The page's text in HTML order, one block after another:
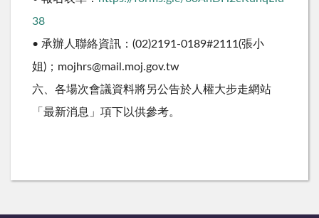
38
• 承辦人聯絡資訊：(02)2191-0189#2111(張小
姐)；mojhrs@mail.moj.gov.tw
六、各場次會議資料將另公告於人權大步走網站
「最新消息」項下以供參考。